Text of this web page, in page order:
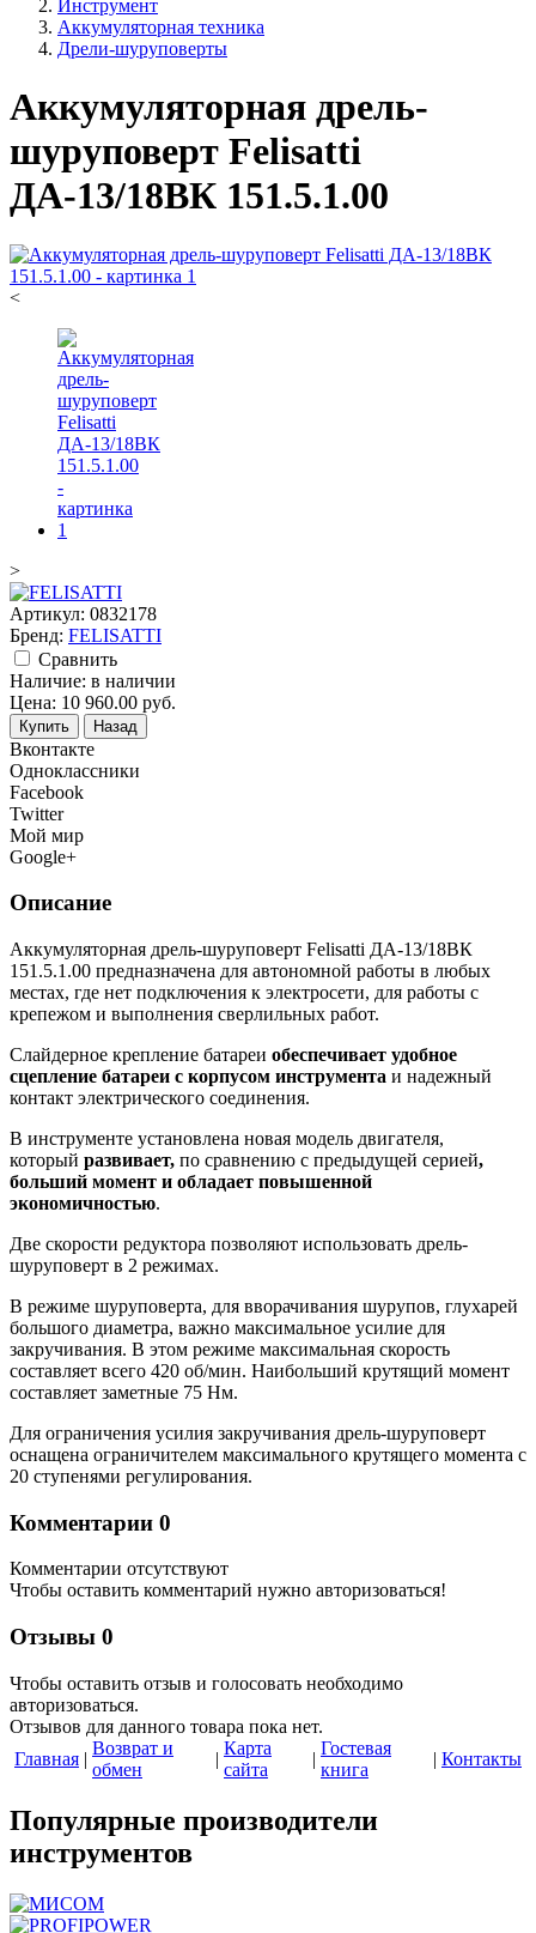
Инструмент
Аккумуляторная техника
Дрели-шуруповерты
Аккумуляторная дрель-
шуруповерт Felisatti
ДА-13/18ВК 151.5.1.00
<
>
Артикул: 0832178
Бренд: FELISATTI
Cравнить
Наличие: в наличии
Цена: 10 960.00 руб.
Купить Назад
Вконтакте
Одноклассники
Facebook
Twitter
Мой мир
Google+
Описание
Аккумуляторная дрель-шуруповерт Felisatti ДА-13/18ВК
151.5.1.00 предназначена для автономной работы в любых
местах, где нет подключения к электросети, для работы с
крепежом и выполнения сверлильных работ.
Слайдерное крепление батареи обеспечивает удобное
сцепление батареи с корпусом инструмента и надежный
контакт электрического соединения.
В инструменте установлена новая модель двигателя,
который развивает, по сравнению с предыдущей серией,
больший момент и обладает повышенной
экономичностью.
Две скорости редуктора позволяют использовать дрель-
шуруповерт в 2 режимах.
В режиме шуруповерта, для вворачивания шурупов, глухарей
большого диаметра, важно максимальное усилие для
закручивания. В этом режиме максимальная скорость
составляет всего 420 об/мин. Наибольший крутящий момент
составляет заметные 75 Нм.
Для ограничения усилия закручивания дрель-шуруповерт
оснащена ограничителем максимального крутящего момента с
20 ступенями регулирования.
Комментарии 0
Комментарии отсутствуют
Чтобы оставить комментарий нужно авторизоваться!
Отзывы 0
Чтобы оcтавить отзыв и голосовать необходимо
авторизоваться.
Отзывов для данного товара пока нет.
Главная |
Возврат и
обмен
|
Карта
сайта
|
Гостевая
книга
| Контакты
Популярные производители
инструментов